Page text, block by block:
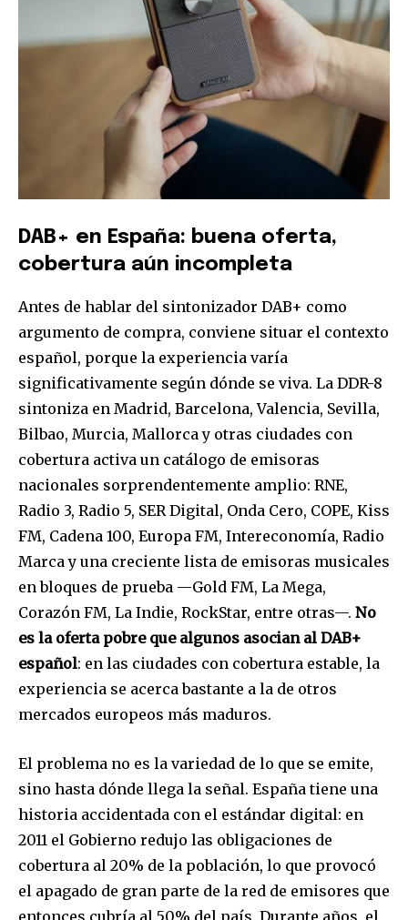
Únete a nuestra comunidad de
suscriptores y sé parte de la
conversación.
Para suscribirte, solo escribe tu dirección de correo eletrónico
y da click en el botón de "suscribir". No te preocupes,
respetamos tu privacidad y no enviaremos correo basura a tu
INBOX. Tu información está segura con nosotros.
SUSCRIBIR
Acepto laPolítica de Privacidad.
32,111
Seguidores
32,214
Seguidores
11,243
Seguidores
DAB+ en España: buena oferta,
cobertura aún incompleta
Antes de hablar del sintonizador DAB+ como
argumento de compra, conviene situar el contexto
español, porque la experiencia varía
significativamente según dónde se viva. La DDR-8
sintoniza en Madrid, Barcelona, Valencia, Sevilla,
Bilbao, Murcia, Mallorca y otras ciudades con
cobertura activa un catálogo de emisoras
nacionales sorprendentemente amplio: RNE,
Radio 3, Radio 5, SER Digital, Onda Cero, COPE, Kiss
FM, Cadena 100, Europa FM, Intereconomía, Radio
Marca y una creciente lista de emisoras musicales
en bloques de prueba —Gold FM, La Mega,
Corazón FM, La Indie, RockStar, entre otras—. No
es la oferta pobre que algunos asocian al DAB+
español: en las ciudades con cobertura estable, la
experiencia se acerca bastante a la de otros
mercados europeos más maduros.
El problema no es la variedad de lo que se emite,
sino hasta dónde llega la señal. España tiene una
historia accidentada con el estándar digital: en
2011 el Gobierno redujo las obligaciones de
cobertura al 20% de la población, lo que provocó
el apagado de gran parte de la red de emisores que
entonces cubría al 50% del país. Durante años, el